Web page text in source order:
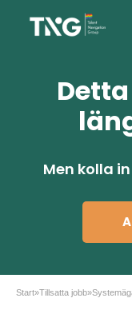
Men kolla
Start»Tillsatta jobb»